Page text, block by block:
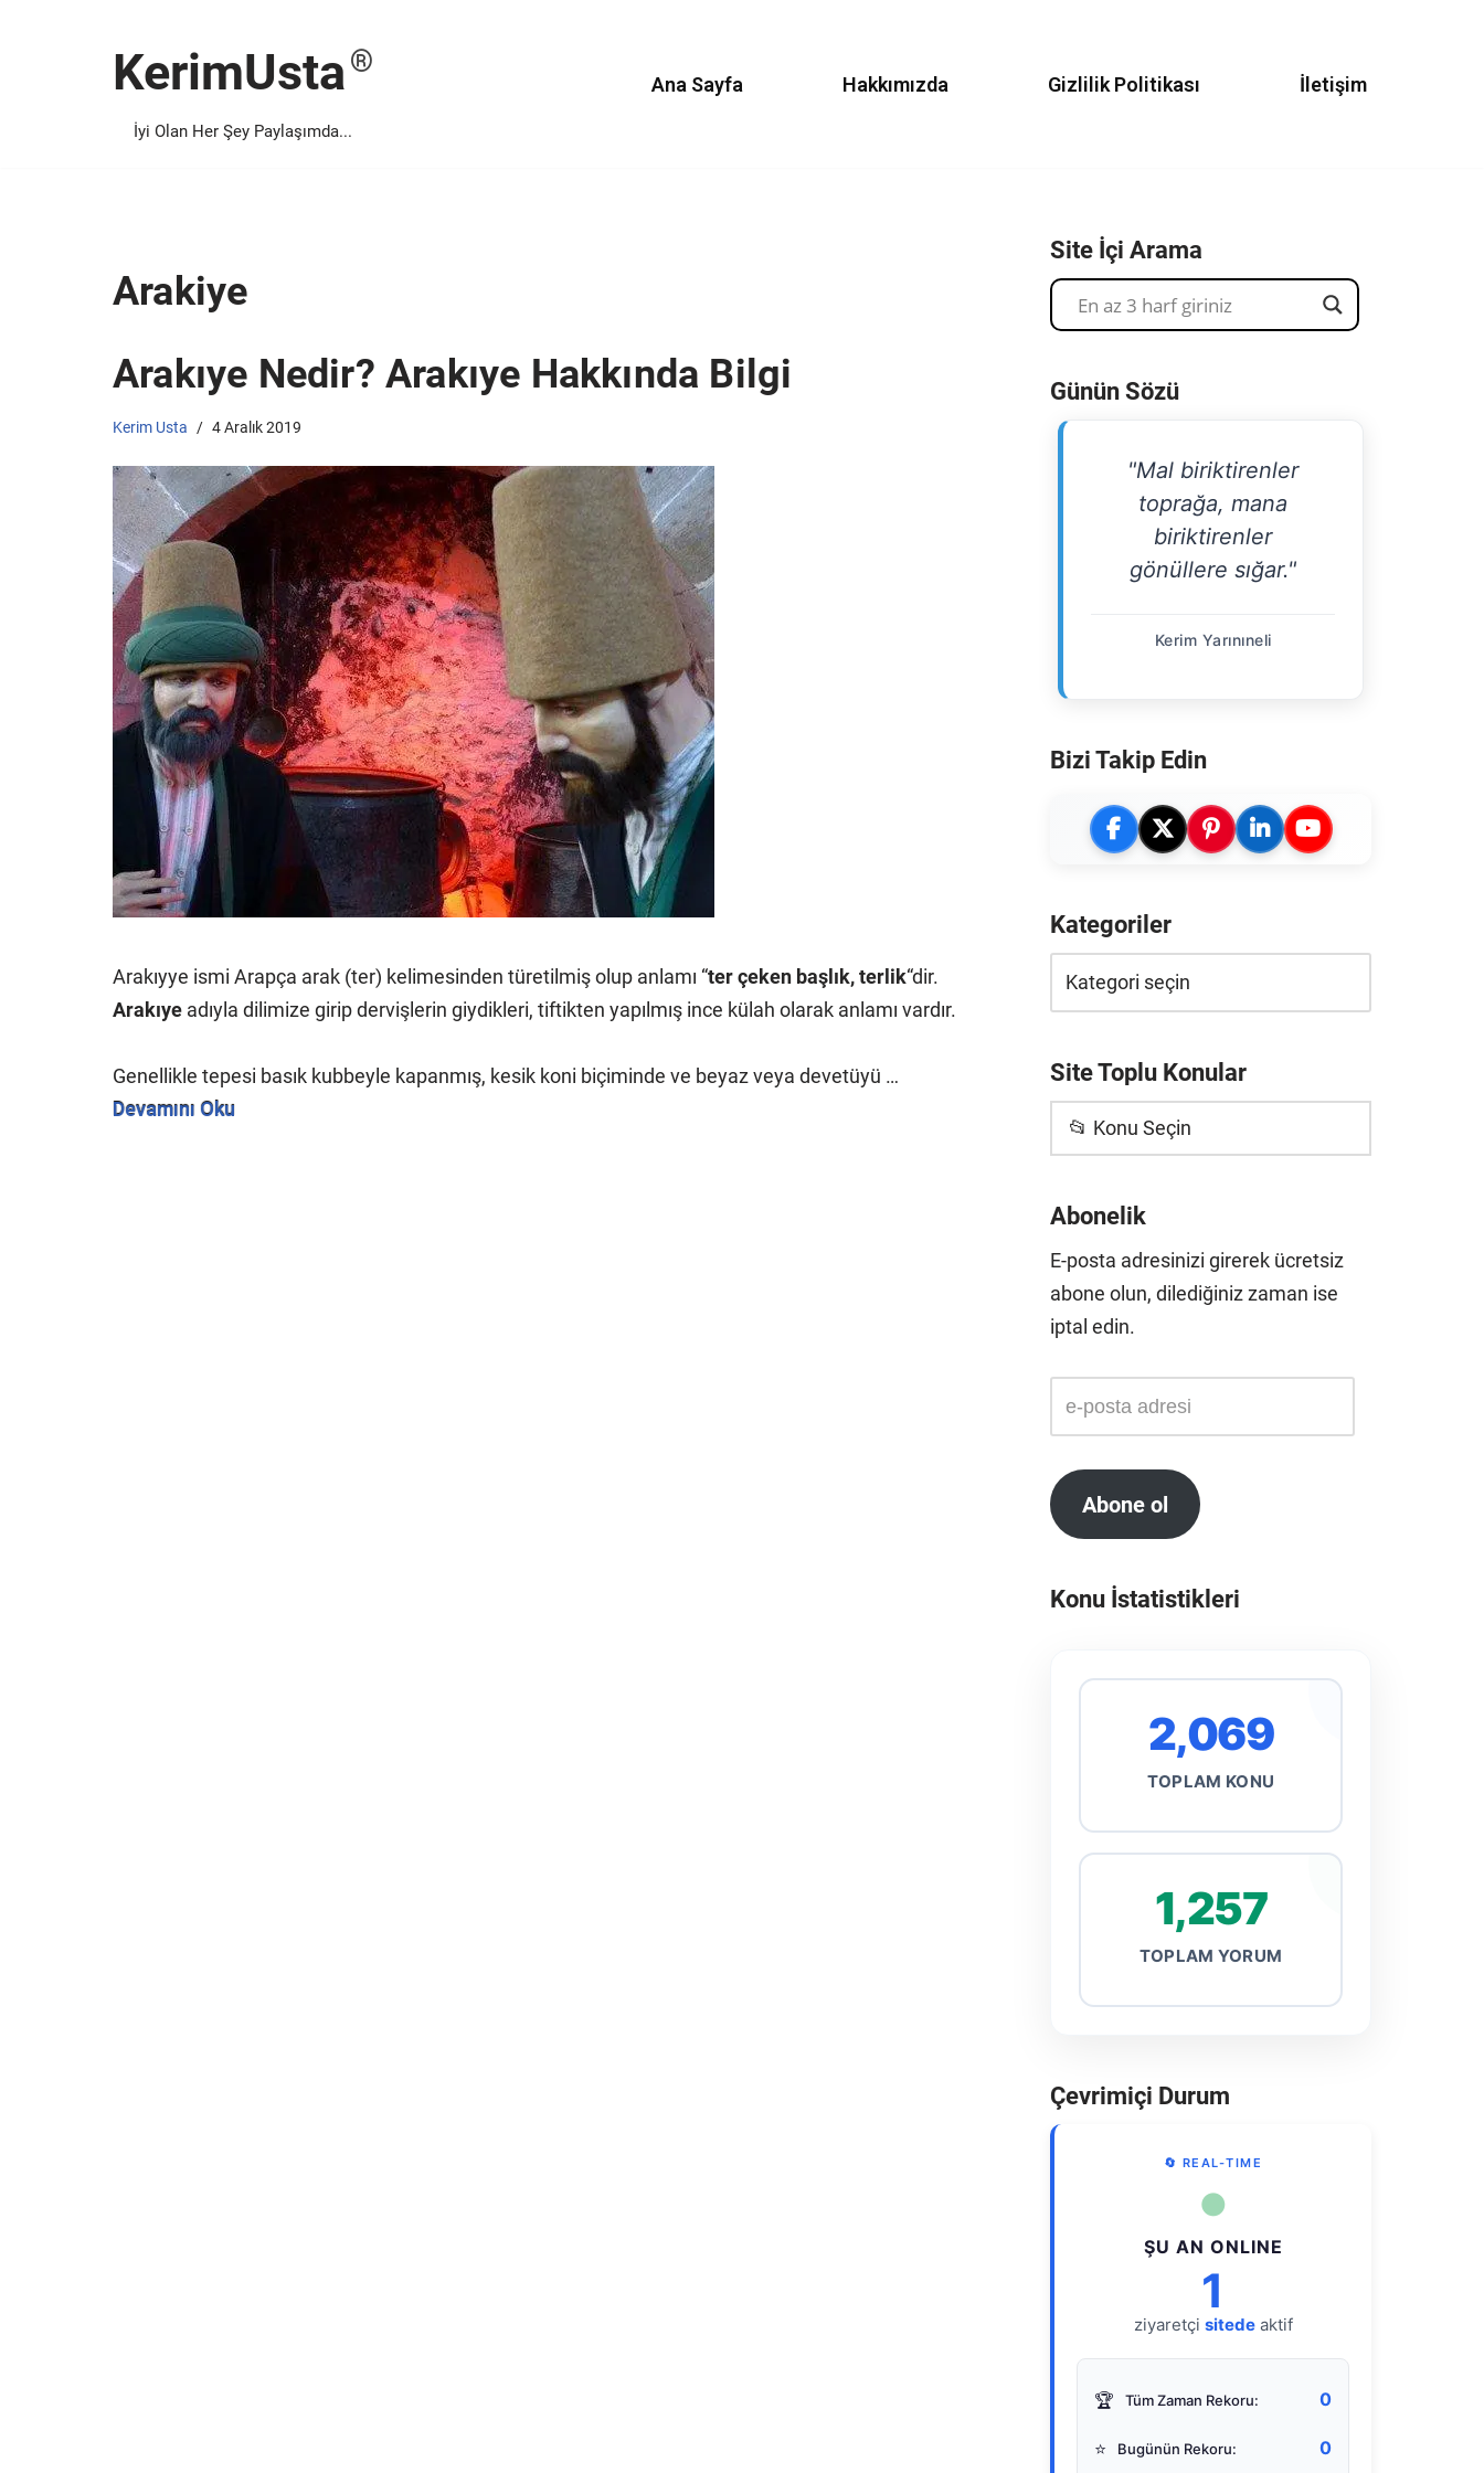
KerimUsta
İyi Olan Her Şey Paylaşımda...
Ana Sayfa Hakkımızda Gizlilik Politikası İletişim
Arakiye
Arakıye Nedir? Arakıye Hakkında Bilgi
Kerim Usta 4 Aralık 2019
Arakıyye ismi Arapça arak (ter) kelimesinden türetilmiş olup anlamı “ter çeken başlık, terlik“dir.
Arakıye adıyla dilimize girip dervişlerin giydikleri, tiftikten yapılmış ince külah olarak anlamı vardır.
Genellikle tepesi basık kubbeyle kapanmış, kesik koni biçiminde ve beyaz veya devetüyü …
Devamını Oku
Site İçi Arama
Günün Sözü
"Mal biriktirenler
toprağa, mana
biriktirenler
gönüllere sığar."
Kerim Yarınıneli
Bizi Takip Edin
Kategoriler
Site Toplu Konular
📂 Konu Seçin
Abonelik
E-posta adresinizi girerek ücretsiz
abone olun, dilediğiniz zaman ise
iptal edin.
Abone ol
Konu İstatistikleri
2,069
TOPLAM KONU
1,257
TOPLAM YORUM
Çevrimiçi Durum
🔄 REAL-TIME
●
ŞU AN ONLINE
1
ziyaretçi sitedeaktif
🏆 Tüm Zaman Rekoru: 0
⭐ Bugünün Rekoru: 0